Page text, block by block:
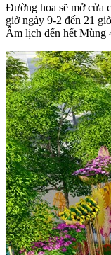
Đường hoa sẽ mở cửa
giờ ngày 9-2 đến 21
Âm lịch đến hết Mùng